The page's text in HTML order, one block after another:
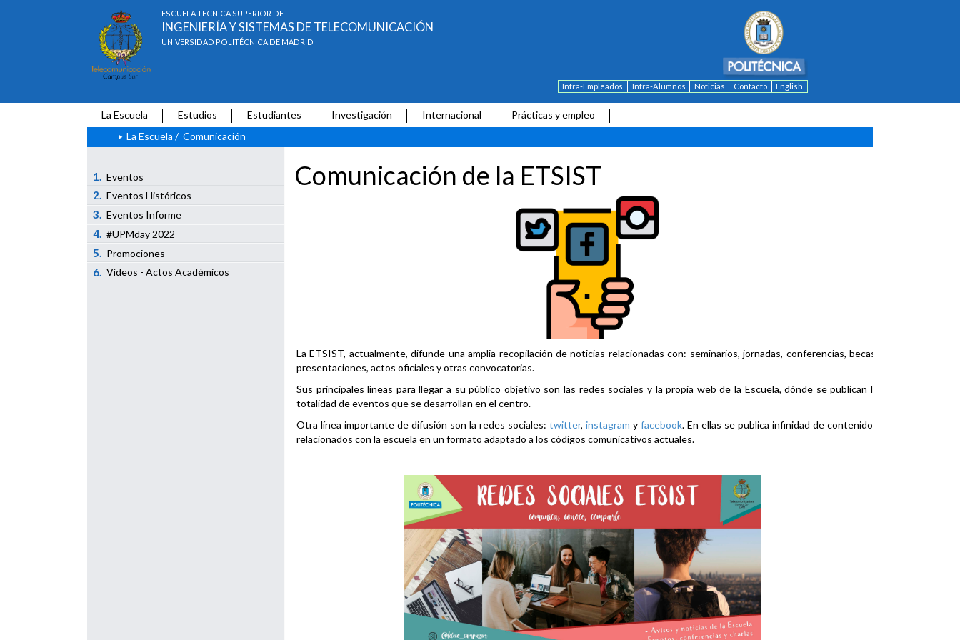
ESCUELA TÉCNICA SUPERIOR DE
INGENIERÍA Y SISTEMAS DE TELECOMUNICACIÓN
UNIVERSIDAD POLITÉCNICA DE MADRID
Intra-Empleados Intra-Alumnos Noticias Contacto English
La Escuela Estudios Estudiantes Investigación Internacional
Prácticas y empleo
La Escuela / Comunicación
1. Eventos
2. Eventos Históricos
3. Eventos Informe
4. #UPMday 2022
5. Promociones
6. Vídeos - Actos Académicos
Comunicación de la ETSIST
La ETSIST, actualmente, difunde una amplia recopilación de noticias relacionadas con: seminarios, jornadas, conferencias, becas,
presentaciones, actos oficiales y otras convocatorias.
Sus principales líneas para llegar a su público objetivo son las redes sociales y la propia web de la Escuela, dónde se publican la
totalidad de eventos que se desarrollan en el centro.
Otra línea importante de difusión son la redes sociales: twitter, instagram y facebook. En ellas se publica infinidad de contenidos
relacionados con la escuela en un formato adaptado a los códigos comunicativos actuales.